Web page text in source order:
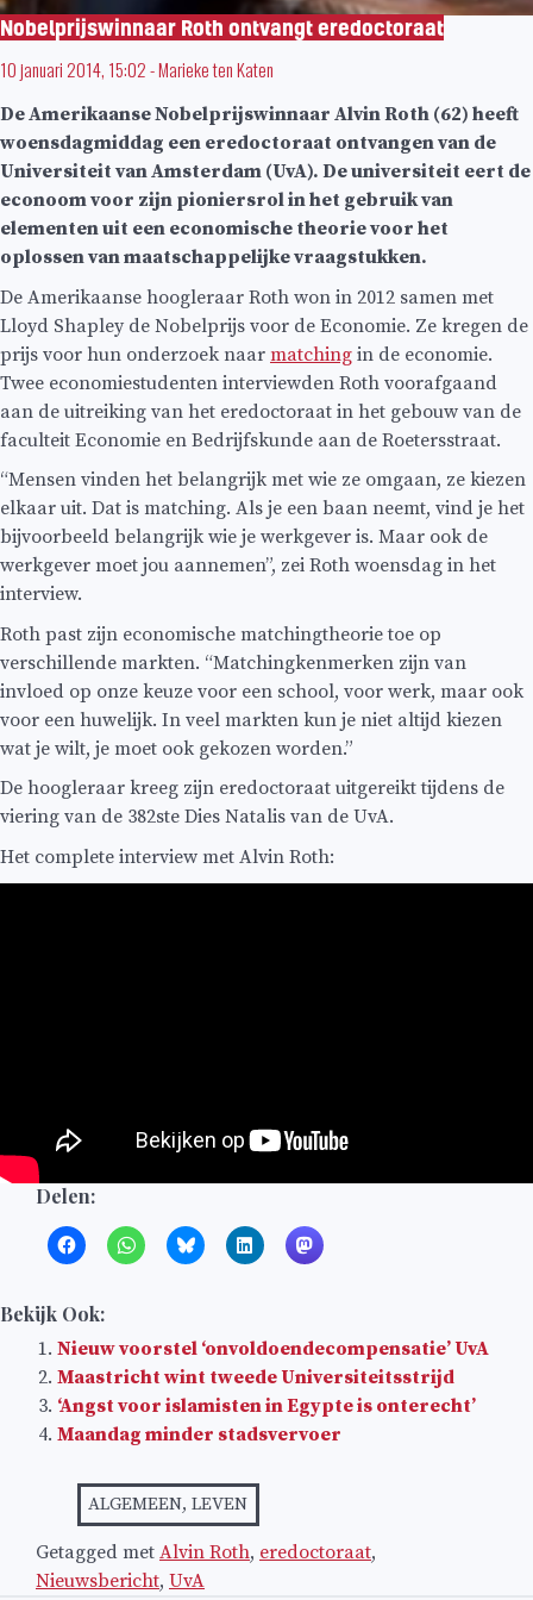
Nobelprijswinnaar Roth ontvangt eredoctoraat
10 januari 2014, 15:02-Marieke ten Katen
De Amerikaanse Nobelprijswinnaar Alvin Roth (62) heeft
woensdagmiddag een eredoctoraat ontvangen van de
Universiteit van Amsterdam (UvA). De universiteit eert de
econoom voor zijn pioniersrol in het gebruik van
elementen uit een economische theorie voor het
oplossen van maatschappelijke vraagstukken.
De Amerikaanse hoogleraar Roth won in 2012 samen met
Lloyd Shapley de Nobelprijs voor de Economie. Ze kregen de
prijs voor hun onderzoek naar matching in de economie.
Twee economiestudenten interviewden Roth voorafgaand
aan de uitreiking van het eredoctoraat in het gebouw van de
faculteit Economie en Bedrijfskunde aan de Roetersstraat.
“Mensen vinden het belangrijk met wie ze omgaan, ze kiezen
elkaar uit. Dat is matching. Als je een baan neemt, vind je het
bijvoorbeeld belangrijk wie je werkgever is. Maar ook de
werkgever moet jou aannemen”, zei Roth woensdag in het
interview.
Roth past zijn economische matchingtheorie toe op
verschillende markten. “Matchingkenmerken zijn van
invloed op onze keuze voor een school, voor werk, maar ook
voor een huwelijk. In veel markten kun je niet altijd kiezen
wat je wilt, je moet ook gekozen worden.”
De hoogleraar kreeg zijn eredoctoraat uitgereikt tijdens de
viering van de 382ste Dies Natalis van de UvA.
Het complete interview met Alvin Roth:
Delen:
Bekijk Ook:
Nieuw voorstel ‘onvoldoendecompensatie’ UvA
Maastricht wint tweede Universiteitsstrijd
‘Angst voor islamisten in Egypte is onterecht’
Maandag minder stadsvervoer
ALGEMEEN,LEVEN
Getagged met Alvin Roth, eredoctoraat,
Nieuwsbericht, UvA